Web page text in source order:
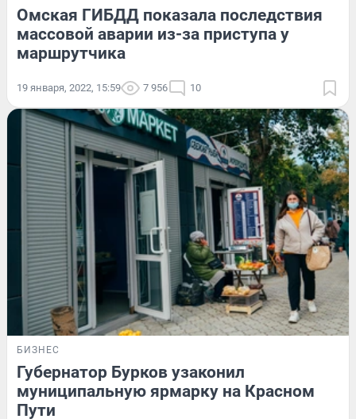
Омская ГИБДД показала последствия
массовой аварии из-за приступа у
маршрутчика
19 января, 2022, 15:59 7 956 10
БИЗНЕС
Губернатор Бурков узаконил
муниципальную ярмарку на Красном
Пути